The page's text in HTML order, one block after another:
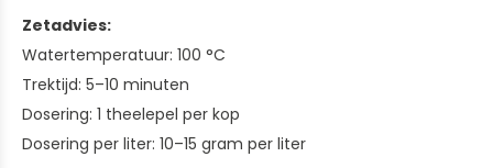
Zetadvies:
Watertemperatuur: 100 °C
Trektijd: 5–10 minuten
Dosering: 1 theelepel per kop
Dosering per liter: 10–15 gram per liter